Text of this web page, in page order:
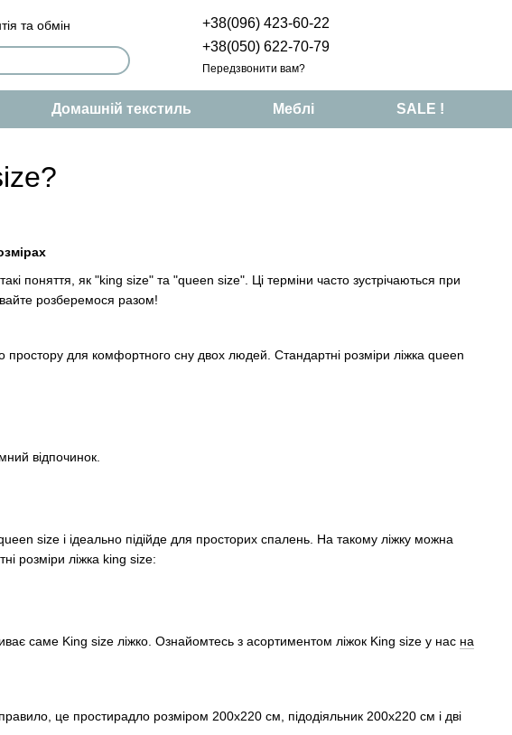
та обмін
+38(096) 423-60-22
+38(050) 622-70-79
Передзвонити вам?
Домашній текстиль Меблі SALE !
поняття, як "king size" та "queen size". Ці терміни часто зустрічаються при
розберемося разом!
для комфортного сну двох людей. Стандартні розміри ліжка queen
відпочинок.
size і ідеально підійде для просторих спалень. На такому ліжку можна
розміри ліжка king size:
саме King size ліжко. Ознайомтесь з асортиментом ліжок King size у нас на
це простирадло розміром 200х220 см, підодіяльник 200х220 см і дві